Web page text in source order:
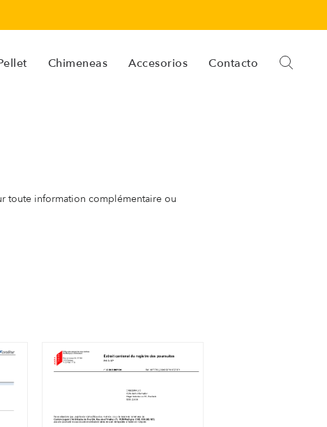
Chimeneas Accesorios Contacto
toute information complémentaire ou